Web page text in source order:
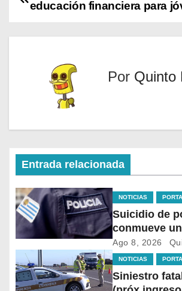
educación financiera para
Por Quinto
Entrada relacionada
NOTICIAS
Suicidio de
conmueve
Ago 8, 2026
NOTICIAS
Siniestro